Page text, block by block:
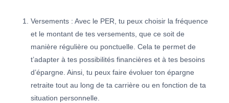
Versements : Avec le PER, tu peux choisir la fréquence
et le montant de tes versements, que ce soit de
manière régulière ou ponctuelle. Cela te permet de
t’adapter à tes possibilités financières et à tes besoins
d’épargne. Ainsi, tu peux faire évoluer ton épargne
retraite tout au long de ta carrière ou en fonction de ta
situation personnelle.